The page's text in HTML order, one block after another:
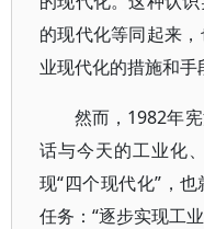
的现代化等同起来
业现代化的措施和手
然而，1982年
话与今天的工业化
现“四个现代化”，
任务：“逐步实现工